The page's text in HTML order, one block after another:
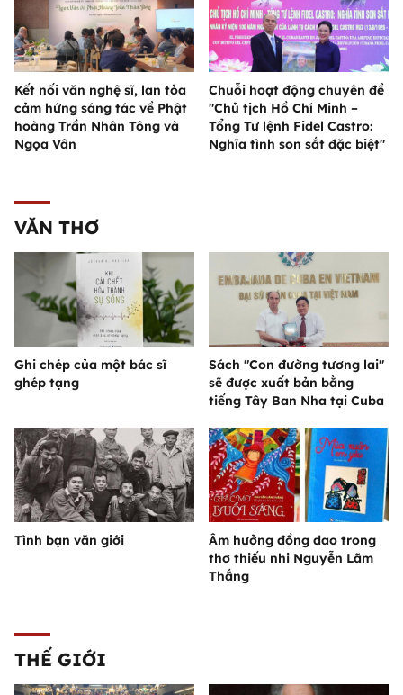
Kết nối văn nghệ sĩ, lan tỏa
cảm hứng sáng tác về Phật
hoàng Trần Nhân Tông và
Ngọa Vân
Chuỗi hoạt động chuyên đề
"Chủ tịch Hồ Chí Minh –
Tổng Tư lệnh Fidel Castro:
Nghĩa tình son sắt đặc biệt"
VĂN THƠ
Ghi chép của một bác sĩ
ghép tạng
Sách "Con đường tương lai"
sẽ được xuất bản bằng
tiếng Tây Ban Nha tại Cuba
Tình bạn văn giới
Âm hưởng đồng dao trong
thơ thiếu nhi Nguyễn Lãm
Thắng
THẾ GIỚI